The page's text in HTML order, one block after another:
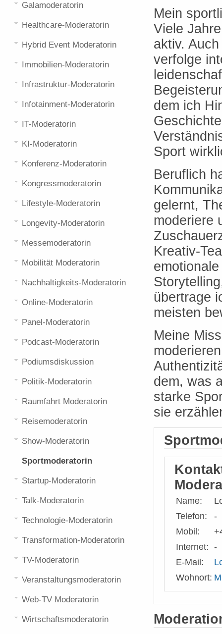
Mein
Viele
aktiv.
verfolge
dem ich
Sport
Beruflich
gelernt,
moderiere
Kreativ-
übertrage
meisten
Meine
dem, was
starke
sie
Name:
Telefon:
-
Mobil:
Internet: -
E-Mail:
Wohnort:
Galamoderatorin
Healthcare-Moderatorin
Hybrid Event Moderatorin
Immobilien-Moderatorin
Infrastruktur-Moderatorin
Infotainment-Moderatorin
IT-Moderatorin
KI-Moderatorin
Konferenz-Moderatorin
Kongressmoderatorin
Lifestyle-Moderatorin
Longevity-Moderatorin
Messemoderatorin
Mobilität Moderatorin
Nachhaltigkeits-Moderatorin
Online-Moderatorin
Panel-Moderatorin
Podcast-Moderatorin
Podiumsdiskussion
Politik-Moderatorin
Raumfahrt Moderatorin
Reisemoderatorin
Show-Moderatorin
Sportmoderatorin
Startup-Moderatorin
Talk-Moderatorin
Technologie-Moderatorin
Transformation-Moderatorin
TV-Moderatorin
Veranstaltungsmoderatorin
Web-TV Moderatorin
Wirtschaftsmoderatorin